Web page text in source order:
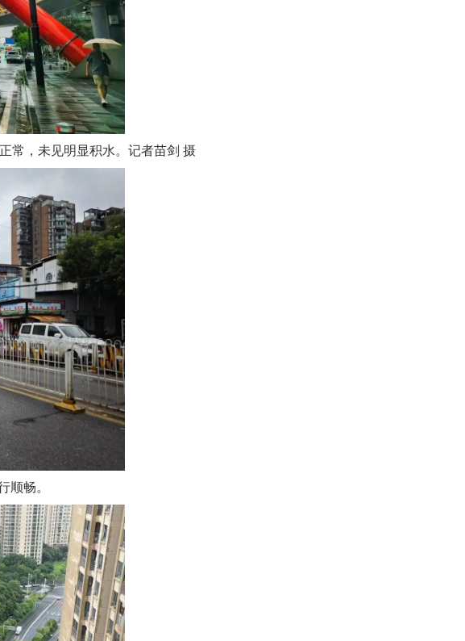
常，未见明显积水。记者苗剑 摄
顺畅。